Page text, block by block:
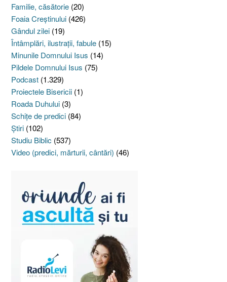
Familie, căsătorie (20)
Foaia Creştinului (426)
Gândul zilei (19)
Întâmplări, ilustraţii, fabule (15)
Minunile Domnului Isus (14)
Pildele Domnului Isus (75)
Podcast (1.329)
Proiectele Bisericii (1)
Roada Duhului (3)
Schiţe de predici (84)
Ştiri (102)
Studiu Biblic (537)
Video (predici, mărturii, cântări) (46)